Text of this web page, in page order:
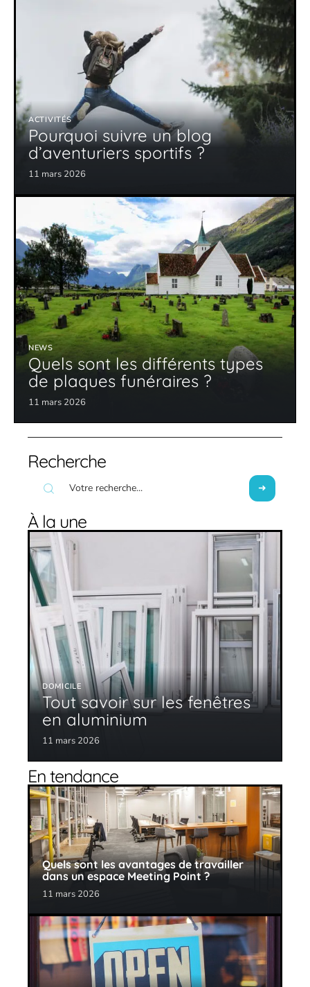
ACTIVITÉS
Pourquoi suivre un blog
d’aventuriers sportifs ?
11 mars 2026
NEWS
Quels sont les différents types
de plaques funéraires ?
11 mars 2026
Recherche
À la une
DOMICILE
Tout savoir sur les fenêtres
en aluminium
11 mars 2026
En tendance
Quels sont les avantages de travailler
dans un espace Meeting Point ?
11 mars 2026